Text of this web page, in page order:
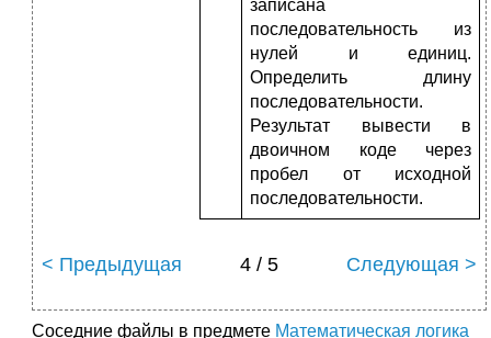
записана
последовательность из
нулей и единиц.
Определить длину
последовательности.
Результат вывести в
двоичном коде через
пробел от исходной
последовательности.
< Предыдущая 4 / 5 Следующая >
Соседние файлы в предмете Математическая логика